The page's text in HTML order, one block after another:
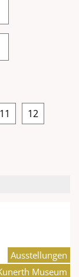
11 12
Ausstellungen
Museum